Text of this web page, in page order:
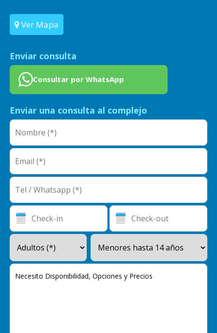
Ver Mapa
Enviar consulta
Consultar por WhatsApp
Enviar una consulta al complejo